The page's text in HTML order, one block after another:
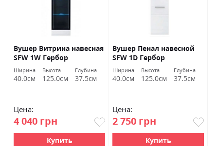
Вушер Витрина навесная
SFW 1W Гербор
Ширина
40.0см
Высота
125.0см
Глубина
37.5см
Цена:
4 040 грн
Купить
Вушер Пенал навесной
SFW 1D Гербор
Ширина
40.0см
Высота
125.0см
Глубина
37.5см
Цена:
2 750 грн
Купить